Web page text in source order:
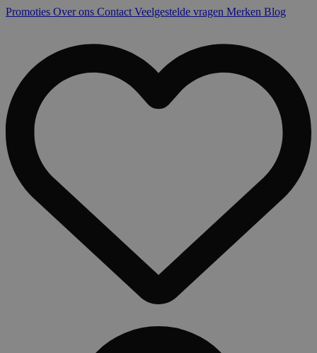
Promoties Over ons Contact Veelgestelde vragen Merken Blog